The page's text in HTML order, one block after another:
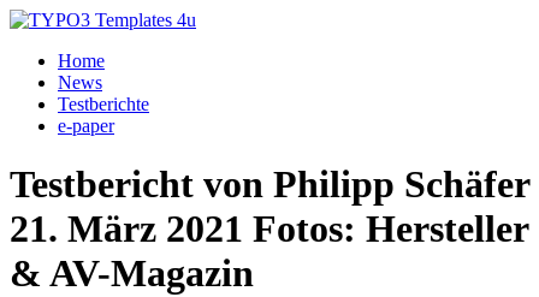
Home
News
Testberichte
e-paper
Testbericht von Philipp Schäfer
21. März 2021 Fotos: Hersteller
& AV-Magazin